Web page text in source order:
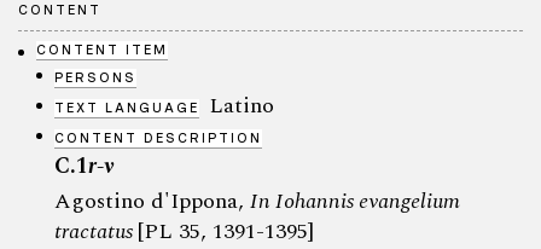
CONTENT
CONTENT ITEM
PERSONS
TEXT LANGUAGE
Latino
CONTENT DESCRIPTION
C.1r-v
Agostino d'Ippona, In Iohannis evangelium
tractatus[PL 35, 1391-1395]